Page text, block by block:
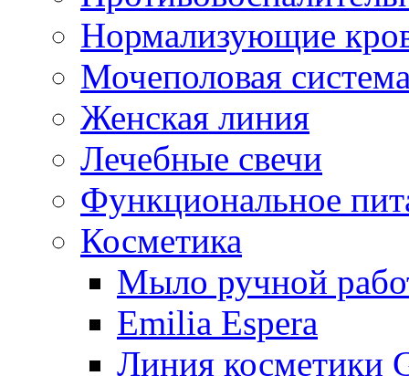
Нормализующие
Мочеполовая
Женская линия
Лечебные свечи
Функциональное
Косметика
Мыло ручной
Emilia Espera
Линия косметики